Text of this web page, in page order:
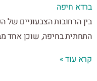
חיפה
הרחובות הצבעוניים של העיר
בחיפה, שוכן אחד מבתי
עוד »